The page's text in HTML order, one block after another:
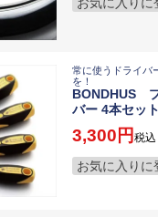
常に使うドライバ
を！
BONDHUS
バー 4本セット
3,300 税込
お気に入りに